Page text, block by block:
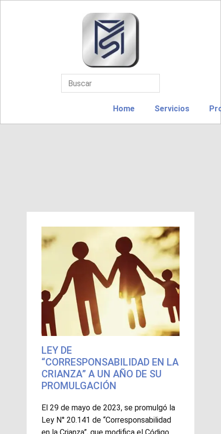
Home Servicios
LEY DE
“CORRESPONSABILIDAD EN LA
CRIANZA” A UN AÑO DE SU
PROMULGACIÓN
El 29 de mayo de 2023, se promulgó la
Ley N° 20.141 de “Corresponsabilidad